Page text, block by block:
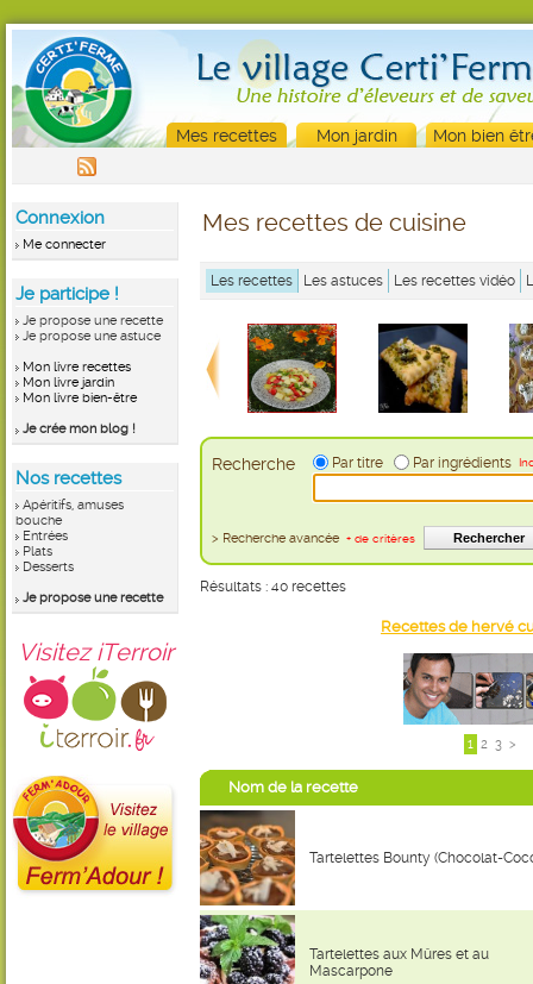
Mes recettes Mon jardin Mon bien
Connexion
Me connecter
Je participe !
Je propose une recette
Je propose une astuce
Mon livre recettes
Mon livre jardin
Mon livre bien-être
Je crée mon blog !
Nos recettes
Apéritifs, amuses
bouche
Entrées
Plats
Desserts
Je propose une recette
Visitez iTerroir
Mes recettes de cuisine
Les recettes Les astuces Les recettes vidéo
Recherche Par titre Par ingrédients
> Recherche avancée + de critères
Résultats : 40 recettes
Recettes de hervé
1 2 3 >
Nom de la recette
Tartelettes Bounty (Chocolat-
Tartelettes aux Mûres et au
Mascarpone